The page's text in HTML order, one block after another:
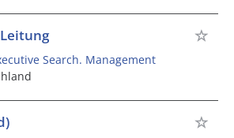
Search. Management